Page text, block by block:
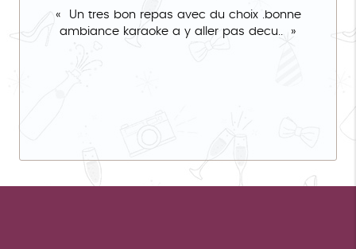
Un tres bon repas avec du choix .bonne
ambiance karaoke a y aller pas decu..